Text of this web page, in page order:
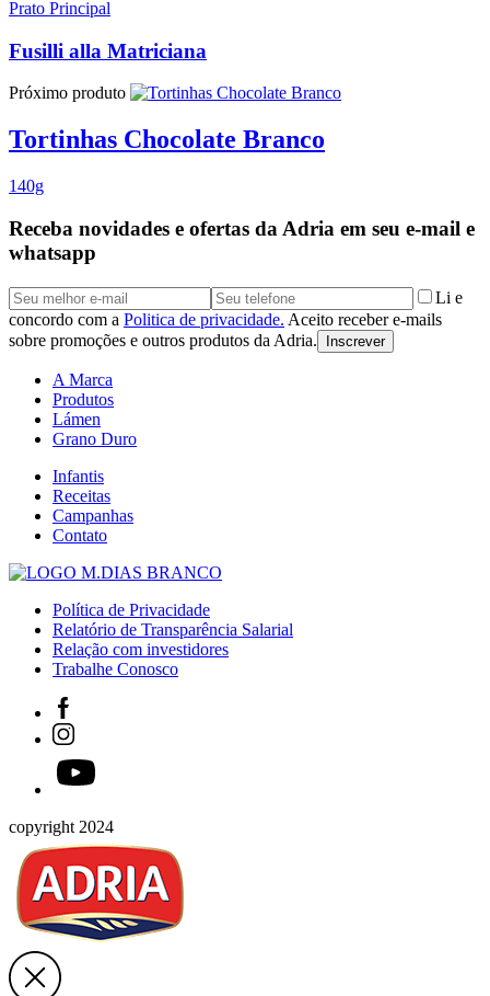
Prato Principal
Fusilli alla Matriciana
Próximo produto
Tortinhas Chocolate Branco
140g
Receba novidades e ofertas da Adria em seu e-mail e
whatsapp
Li e
concordo com a Politica de privacidade. Aceito receber e-mails
sobre promoções e outros produtos da Adria.
Inscrever
A Marca
Produtos
Lámen
Grano Duro
Infantis
Receitas
Campanhas
Contato
Política de Privacidade
Relatório de Transparência Salarial
Relação com investidores
Trabalhe Conosco
copyright 2024